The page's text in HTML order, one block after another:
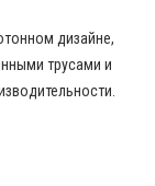
дизайне,
трусами и